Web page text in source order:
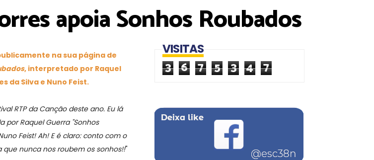
apoia Sonhos Roubados
na sua página de
, interpretado por Raquel
da Silva e Nuno Feist.
RTP da Canção deste ano. Eu lá
por Raquel Guerra "Sonhos
Feist! Ah! E é claro: conto com o
nunca nos roubem os sonhos!!"
VISITAS
3 6 7 5 3 4 7